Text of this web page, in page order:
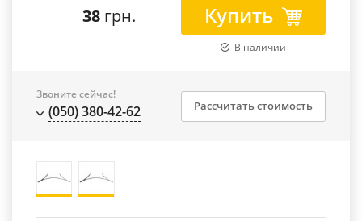
38 грн. Купить
В наличии
Звоните сейчас!
(050) 380-42-62 Рассчитать стоимость